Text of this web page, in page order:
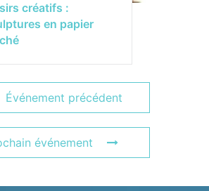
créatifs :
en papier
Événement précédent
événement